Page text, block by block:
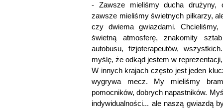
- Zawsze mieliśmy ducha drużyny,
zawsze mieliśmy świetnych piłkarzy,
czy dwiema gwiazdami.
świetną atmosferę, znakomity
autobusu, fizjoterapeutów,
myślę, że odkąd jestem w
W innych krajach często jest jeden
wygrywa mecz. My mieliśmy
pomocników, dobrych napastników.
indywidualności... ale naszą gwiazdą